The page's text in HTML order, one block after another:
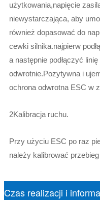
użytkowania,napięcie
niewystarczająca, aby
również dopasować do
cewki silnika.najpierw
a następnie podłączyć
odwrotnie.Pozytywna i
ochrona odwrotna ESC w
2Kalibracja ruchu.
Przy użyciu ESC po raz
należy kalibrować
Czas realizacji i